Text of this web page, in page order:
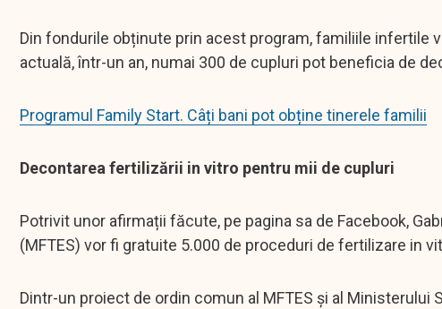
Din fondurile obținute prin acest program, familiile infertile
actuală, într-un an, numai 300 de cupluri pot beneficia de
Programul Family Start. Câți bani pot obține tinerele familii
Decontarea fertilizării in vitro pentru mii de cupluri
Potrivit unor afirmații făcute, pe pagina sa de Facebook,
(MFTES) vor fi gratuite 5.000 de proceduri de fertilizare in
Dintr-un proiect de ordin comun al MFTES și al